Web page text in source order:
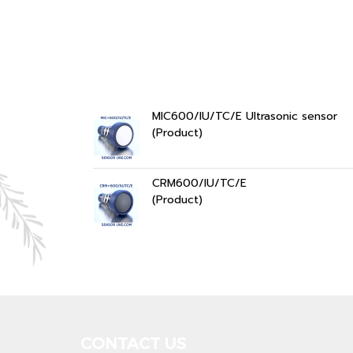
MIC600/IU/TC/E Ultrasonic sensor
(Product)
CRM600/IU/TC/E
(Product)